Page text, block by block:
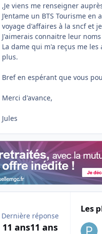
,Je viens me renseigner
J’entame un BTS Tourisme
voyage d'affaires à la sncf et
J'aimerais connaitre leur
La dame qui m'a reçus me
plus.
Bref en espérant que vous
Merci d'avance,
Jules
Dernière réponse
11 ans11 ans
Les